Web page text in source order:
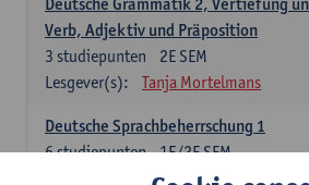
Verb, Adjektiv und Präposition
2E SEM
3 studiepunten
Lesgever(s):
Tanja Mortelmans
Deutsche Sprachbeherrschung 1
1E/2E SEM
6studiepunten
Tanja Mortelmans Alex